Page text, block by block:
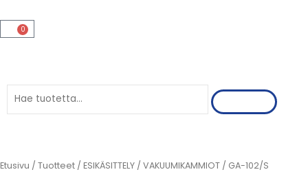
sisältöön
0
Cart
Search
Etusivu / Tuotteet / ESIKÄSITTELY / VAKUUMIKAMMIOT / GA-102/S